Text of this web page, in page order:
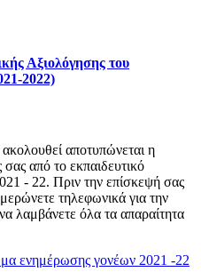
Αξιολόγησης του
2022)
αποτυπώνεται η
από το εκπαιδευτικό
- 22. Πριν την επίσκεψή σας
τηλεφωνικά για την
λαμβάνετε όλα τα απαραίτητα
ενημέρωσης γονέων 2021 -22